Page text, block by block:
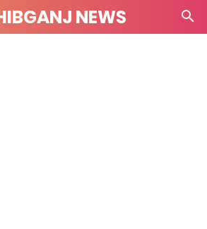
NEWS